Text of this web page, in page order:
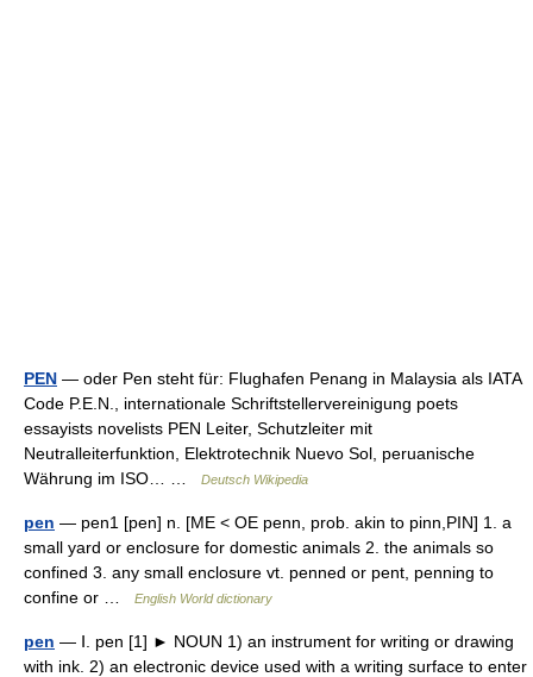
PEN — oder Pen steht für: Flughafen Penang in Malaysia als IATA
Code P.E.N., internationale Schriftstellervereinigung poets
essayists novelists PEN Leiter, Schutzleiter mit
Neutralleiterfunktion, Elektrotechnik Nuevo Sol, peruanische
Währung im ISO… …
Deutsch Wikipedia
pen — pen1 [pen] n. [ME < OE penn, prob. akin to pinn,PIN] 1. a
small yard or enclosure for domestic animals 2. the animals so
confined 3. any small enclosure vt. penned or pent, penning to
confine or …
English World dictionary
pen — Ⅰ. pen [1] ► NOUN 1) an instrument for writing or drawing
with ink. 2) an electronic device used with a writing surface to enter